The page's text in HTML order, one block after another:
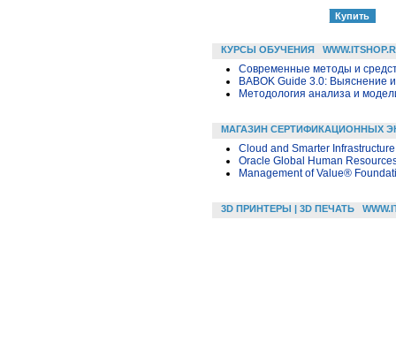
КУРСЫ ОБУЧЕНИЯ
Современные методы и
BABOK Guide 3.0: Выяснение
Методология анализа и
МАГАЗИН СЕРТИФИКАЦИОННЫХ
Cloud and Smarter
Oracle Global Human
Management of Value®
3D ПРИНТЕРЫ | 3D ПЕЧАТЬ